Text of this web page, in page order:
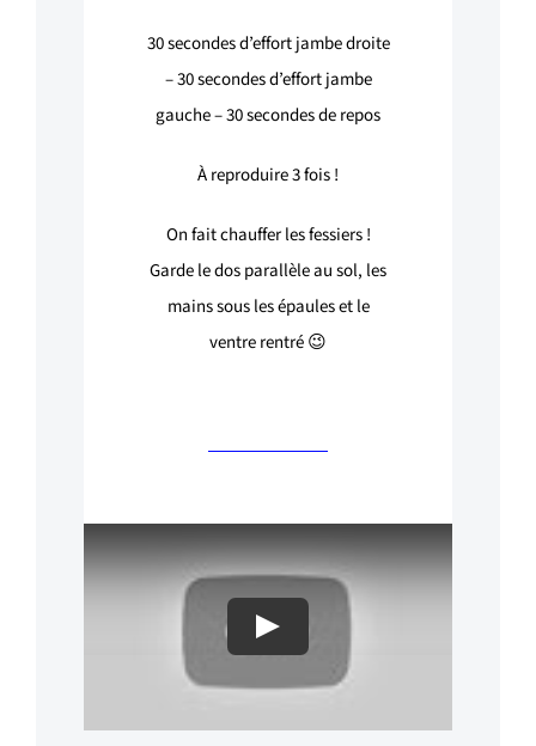
30secondes d’effort jambe droite
–30secondes d’effort jambe
gauche –30secondes de repos
À reproduire 3 fois !
On fait chauffer les fessiers !
Garde le dos parallèle au sol, les
mains sous les épaules et le
ventre rentré 😉
Play